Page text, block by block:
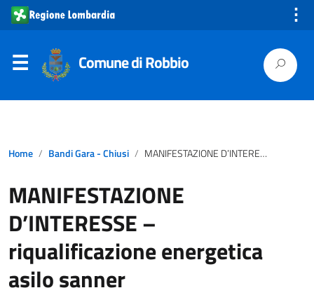
⋮
Comune di Robbio
Home Bandi Gara - Chiusi MANIFESTAZIONE D’INTERESSE – riqualificazione energetica asilo sanner
MANIFESTAZIONE
D’INTERESSE –
riqualificazione energetica
asilo sanner